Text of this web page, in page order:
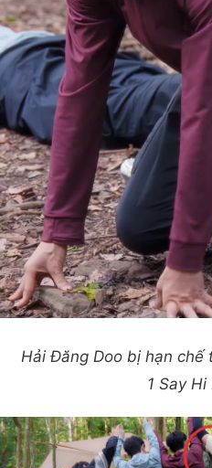
Hải Đăng Doo bị hạn
1 Say Hi